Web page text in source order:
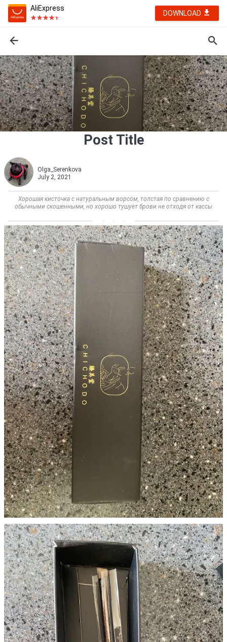
AliExpress
DOWNLOAD
Post Title
Olga_Serenkova
July 2, 2021
Хорошая кисточка с натуральным ворсом, толстая по сравнению с
обычными скошенными, но хорошо тушует брови не отходя от кассы